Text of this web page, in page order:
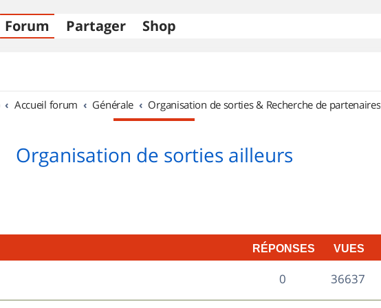
Forum Partager Shop
Accueil forum Générale Organisation de sorties & Recherche de partenaires
Organisation de sorties ailleurs
RÉPONSES VUES
0R
é
36637V
u